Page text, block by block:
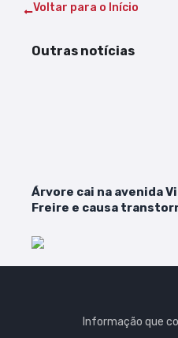
Voltar para o Início
Outras notícias
Árvore cai na avenida
Freire e causa
Informação que